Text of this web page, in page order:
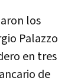
los
Palazzo
en tres
de